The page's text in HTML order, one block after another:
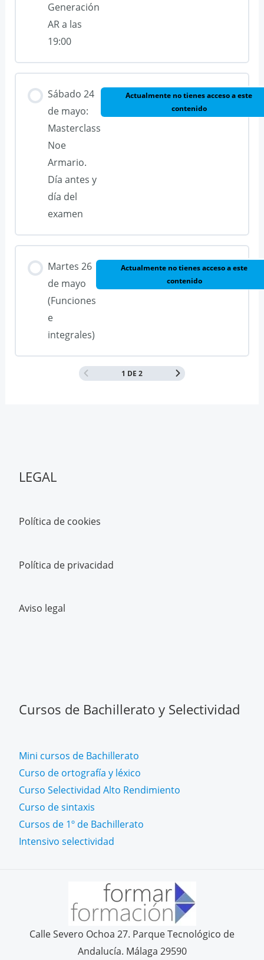
Generación
AR a las
19:00
Sábado 24
de mayo:
Masterclass
Noe
Armario.
Día antes y
día del
examen
Actualmente no tienes acceso a este
contenido
Martes 26
de mayo
(Funciones
e
integrales)
Actualmente no tienes acceso a este
contenido
1 DE 2
LEGAL
Política de cookies
Política de privacidad
Aviso legal
Cursos de Bachillerato y Selectividad
Mini cursos de Bachillerato
Curso de ortografía y léxico
Curso Selectividad Alto Rendimiento
Curso de sintaxis
Cursos de 1º de Bachillerato
Intensivo selectividad
Calle Severo Ochoa 27. Parque Tecnológico de
Andalucía. Málaga 29590